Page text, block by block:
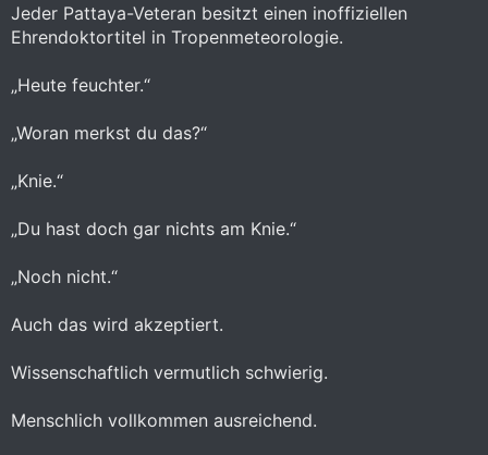
Jeder Pattaya-Veteran besitzt einen inoffiziellen
Ehrendoktortitel in Tropenmeteorologie.
„Heute feuchter.“
„Woran merkst du das?“
„Knie.“
„Du hast doch gar nichts am Knie.“
„Noch nicht.“
Auch das wird akzeptiert.
Wissenschaftlich vermutlich schwierig.
Menschlich vollkommen ausreichend.